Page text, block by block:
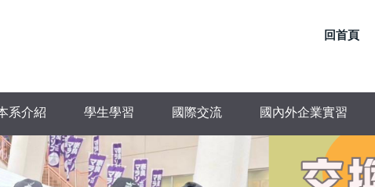
回首頁
系介紹 學生學習 國際交流 國內外企業實習